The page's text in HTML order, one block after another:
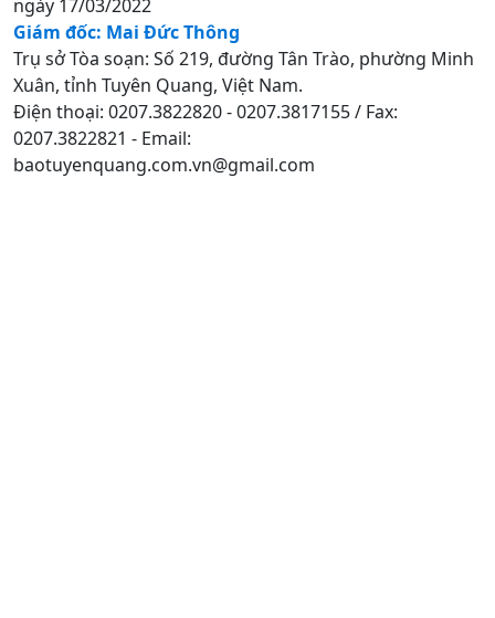
ngày 17/03/2022
Giám đốc: Mai Đức Thông
Trụ sở Tòa soạn: Số 219, đường Tân Trào, phường Minh
Xuân, tỉnh Tuyên Quang, Việt Nam.
Điện thoại: 0207.3822820 - 0207.3817155 / Fax:
0207.3822821 - Email:
baotuyenquang.com.vn@gmail.com